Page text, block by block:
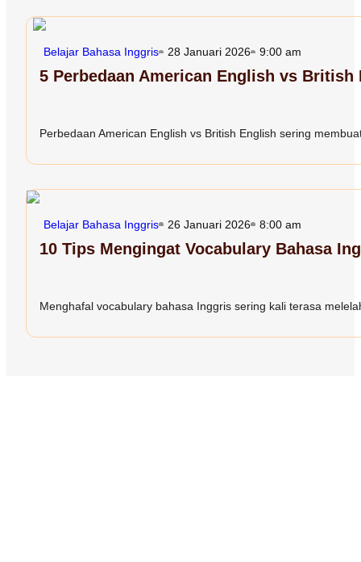
Belajar Bahasa Inggris 28 Januari 2026 9:00 am
5 Perbedaan American English vs
Perbedaan American English vs British English sering
Belajar Bahasa Inggris 26 Januari 2026 8:00 am
10 Tips Mengingat Vocabulary Bahasa
Menghafal vocabulary bahasa Inggris sering kali terasa